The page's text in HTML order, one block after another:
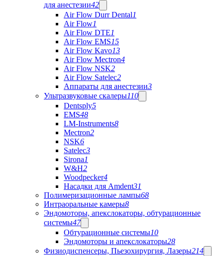
для анестезии42
Air Flow Durr Dental1
Air Flow1
Air Flow DTE1
Air Flow EMS15
Air Flow Kavo13
Air Flow Mectron4
Air Flow NSK2
Air Flow Satelec2
Аппараты для анестезии3
Ультразвуковые скалеры110
Dentsply5
EMS48
LM-Instruments8
Mectron2
NSK6
Satelec3
Sirona1
W&H2
Woodpecker4
Насадки для Amdent31
Полимеризационные лампы68
Интраоральные камеры8
Эндомоторы, апекслокаторы, обтурационные
системы47
Обтурационные системы10
Эндомоторы и апекслокаторы28
Физиодиспенсеры, Пьезохирургия, Лазеры214